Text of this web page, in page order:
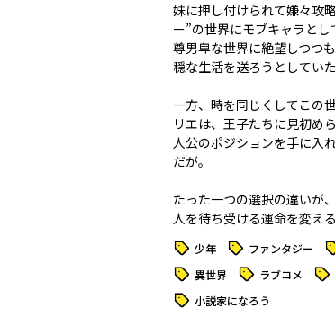
妹に押し付けられて嫌々攻
ー”の世界にモブキャラと
尊男卑な世界に絶望しつつ
穏な生活を送ろうとしていた
一方、時を同じくしてこの
リエは、王子たちに見初め
人公のポジションを手に入
だが――。
たった一つの選択の違いが
タグ 少年 タグ ファンタジー
タグ 異世界 タグ ラブコメ タグ
タグ 小説家になろう